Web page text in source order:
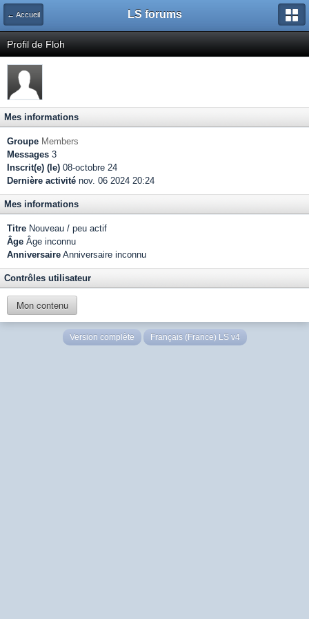
← Accueil LS forums
Profil de Floh
Mes informations
Groupe Members
Messages 3
Inscrit(e) (le) 08-octobre 24
Dernière activité nov. 06 2024 20:24
Mes informations
Titre Nouveau / peu actif
Âge Âge inconnu
Anniversaire Anniversaire inconnu
Contrôles utilisateur
Mon contenu
Version complète Français (France) LS v4